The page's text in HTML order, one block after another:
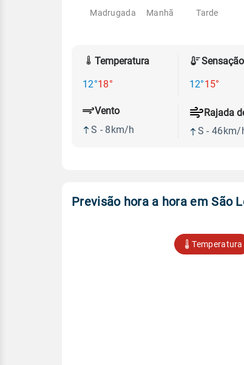
Madrugada Manhã Tarde
Temperatura
12°18°
12°15°
Vento
S - 8km/h
Rajada
S - 46km/
Previsão hora a hora em São
Temperatura